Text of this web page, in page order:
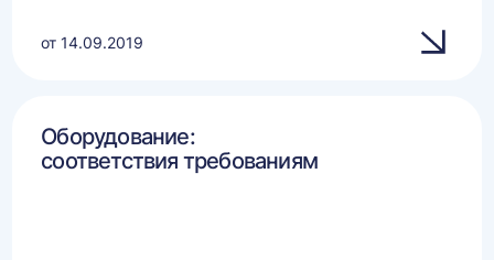
от 14.09.2019
Оборудование:
соответствия требованиям